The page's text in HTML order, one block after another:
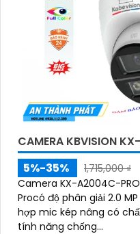
CAMERA KBVISION
5%-35%
1,715,000 ₫
Camera KX-A2004C-PRO là Camera Dome HDCVI Color
Procó độ phân giải 2.0
hợp mic kép nâng có chất lượng
tính năng chống...